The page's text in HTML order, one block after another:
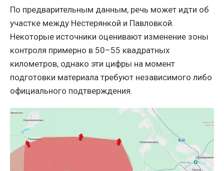
По предварительным данным, речь может идти об
участке между Нестерянкой и Павловкой.
Некоторые источники оценивают изменение зоны
контроля примерно в 50–55 квадратных
километров, однако эти цифры на момент
подготовки материала требуют независимого либо
официального подтверждения.